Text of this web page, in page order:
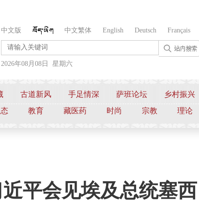
中文版 中文繁体 English Deutsch Français
2026年08月08日 星期六
古道新风 手足情深 萨班论坛
乡村振兴
教育 藏医药 时尚 宗教 理论
平会见埃及总统塞西